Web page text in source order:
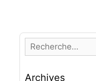
e
Archives